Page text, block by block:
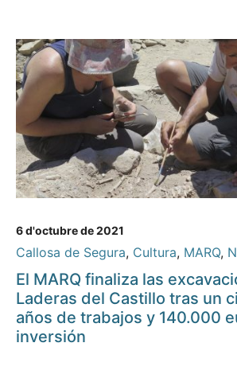
6 d'octubre de 2021
Callosa de Segura, Cultura, MARQ,
El MARQ finaliza las
Laderas del Castillo tras un
años de trabajos y 140.000
inversión